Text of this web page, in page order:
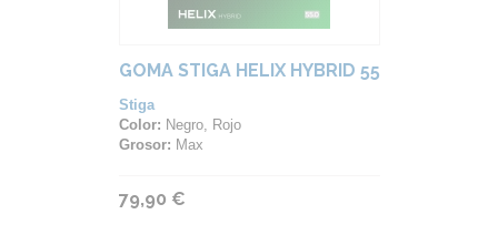
GOMA STIGA HELIX HYBRID 55
Stiga
Color: Negro, Rojo
Grosor: Max
79,90 €